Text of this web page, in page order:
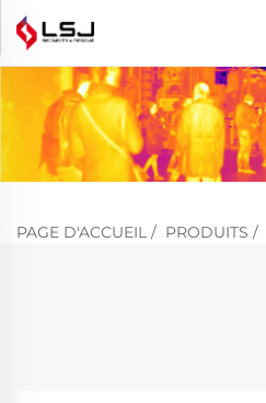
PAGE D'ACCUEIL / PRODUITS /